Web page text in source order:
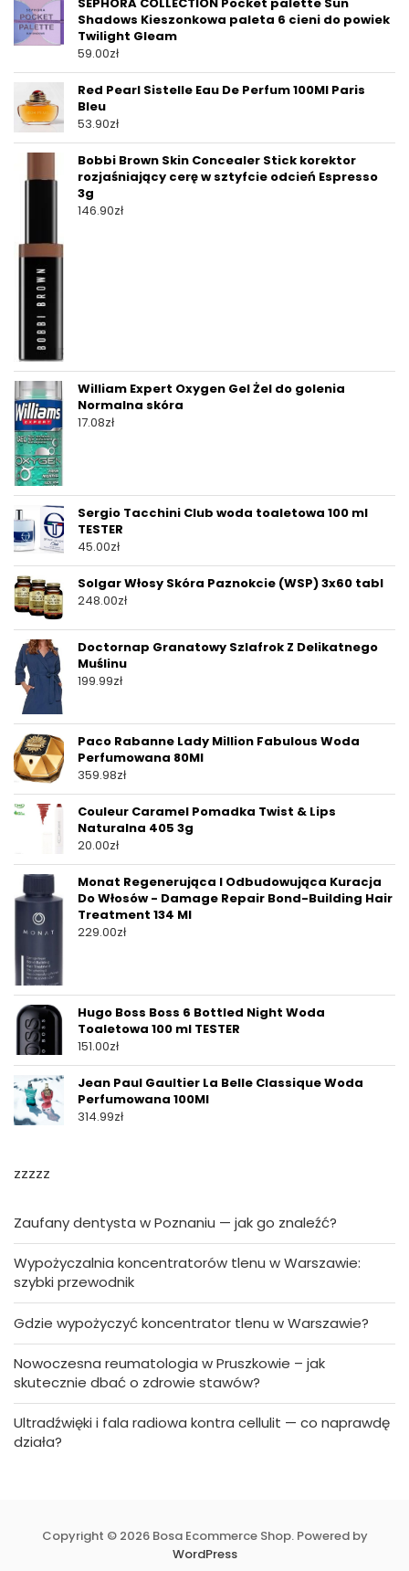
Shadows Kieszonkowa paleta 6 cieni do powiek
Twilight Gleam
59.00zł
Red Pearl Sistelle Eau De Perfum 100Ml Paris
Bleu
53.90zł
Bobbi Brown Skin Concealer Stick korektor
rozjaśniający cerę w sztyfcie odcień Espresso
3g
146.90zł
William Expert Oxygen Gel Żel do golenia
Normalna skóra
17.08zł
Sergio Tacchini Club woda toaletowa 100 ml
TESTER
45.00zł
Solgar Włosy Skóra Paznokcie (WSP) 3x60 tabl
248.00zł
Doctornap Granatowy Szlafrok Z Delikatnego
Muślinu
199.99zł
Paco Rabanne Lady Million Fabulous Woda
Perfumowana 80Ml
359.98zł
Couleur Caramel Pomadka Twist & Lips
Naturalna 405 3g
20.00zł
Monat Regenerująca I Odbudowująca Kuracja
Do Włosów - Damage Repair Bond-Building Hair
Treatment 134 Ml
229.00zł
Hugo Boss Boss 6 Bottled Night Woda
Toaletowa 100 ml TESTER
151.00zł
Jean Paul Gaultier La Belle Classique Woda
Perfumowana 100Ml
314.99zł
zzzzz
Zaufany dentysta w Poznaniu — jak go znaleźć?
Wypożyczalnia koncentratorów tlenu w Warszawie:
szybki przewodnik
Gdzie wypożyczyć koncentrator tlenu w Warszawie?
Nowoczesna reumatologia w Pruszkowie – jak
skutecznie dbać o zdrowie stawów?
Ultradźwięki i fala radiowa kontra cellulit — co naprawdę
działa?
Copyright © 2026 Bosa Ecommerce Shop. Powered by
WordPress